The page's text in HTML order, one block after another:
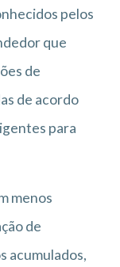
pelos
que
de
de acordo
para
menos
de
acumulados,